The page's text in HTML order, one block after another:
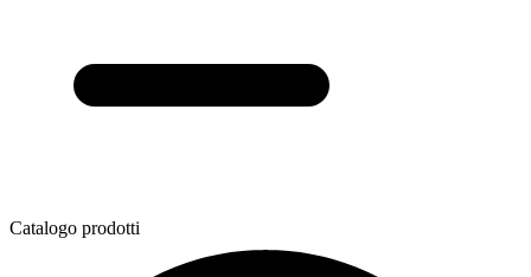
Catalogo prodotti